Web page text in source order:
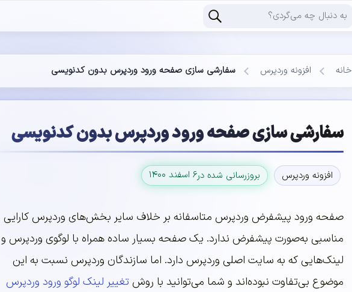
خانه افزونه وردپرس سفارشی سازی صفحه ورود وردپرس بدون کدنویسی
سفارشی سازی صفحه ورود وردپرس بدون کدنویسی
افزونه وردپرس بروزرسانی شده در۶ اسفند ۱۴۰۰
صفحه ورود پیشفرض وردپرس متاسفانه بر خلاف سایر بخش‌های وردپرس کارایی
مناسبی به‌صورت پیشفرض ندارد. یک صفحه بسیار ساده همراه با لوگوی وردپرس و
لینک‌هایی که به سایت اصلی وردپرس دارد. اما سازندگان وردپرس نسبت به این
موضوع بی‌تفاوت نبوده‌اند و شما می‌توانید با روش تغییر لینک لوگو ورود وردپرس